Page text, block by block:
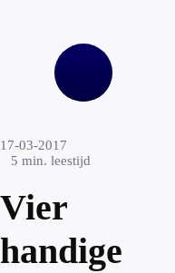
17-03-2017
5 min. leestijd
Vier
handige